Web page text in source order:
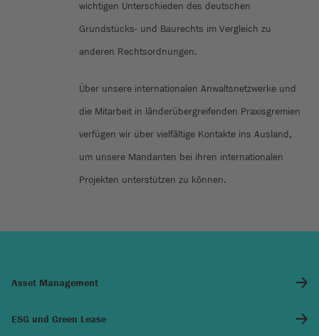
wichtigen Unterschieden des deutschen
Grundstücks- und Baurechts im Vergleich zu
anderen Rechtsordnungen.
Über unsere internationalen Anwaltsnetzwerke und
die Mitarbeit in länderübergreifenden Praxisgremien
verfügen wir über vielfältige Kontakte ins Ausland,
um unsere Mandanten bei ihren internationalen
Projekten unterstützen zu können.
Asset Management
ESG und Green Lease